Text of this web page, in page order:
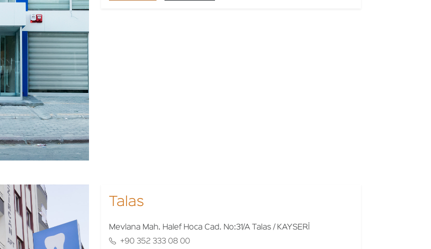
Talas
Mevlana Mah. Halef Hoca Cad. No:31/A Talas / KAYSERİ
+90 352 333 08 00